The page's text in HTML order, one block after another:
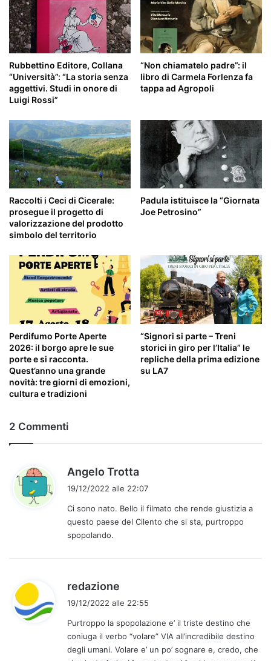
Rubbettino Editore, Collana
“Università”: “La storia senza
aggettivi. Studi in onore di
Luigi Rossi”
“Non chiamatelo padre”: il
libro di Carmela Forlenza fa
tappa ad Agropoli
Raccolti i Ceci di Cicerale:
prosegue il progetto di
valorizzazione del prodotto
simbolo del territorio
Padula istituisce la “Giornata
Joe Petrosino”
Perdifumo Porte Aperte
2026: il borgo apre le sue
porte e si racconta.
Quest’anno una grande
novità: tre giorni di emozioni,
cultura e tradizioni
“Signori si parte – Treni
storici in giro per l’Italia” le
repliche della prima edizione
su LA7
2 Commenti
Angelo Trotta
e
t
19/12/2022 alle 22:07
Ci sono nato. Bello il filmato che rende giustizia a
questo paese del Cilento che si sta, purtroppo
spopolando.
redazione
e
t
t
19/12/2022 alle 22:55
Purtroppo la spopolazione e’ il triste destino che
coniuga il verbo “volare” VIA all’incredibile destino
degli umani. Volare e’ un po’ sognare e, credo, che